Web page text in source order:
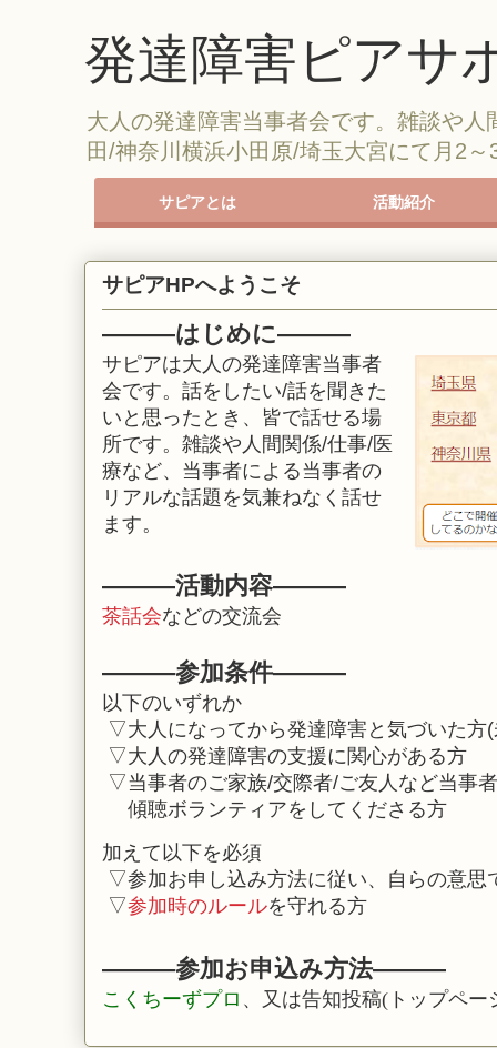
発達障害ピアサ
大人の発達障害当事者会です。雑談や
田/神奈川横浜小田原/埼玉大宮にて月2
サピアとは 活動紹介
サピアHPへようこそ
―――はじめに―――
サピアは大人の発達障害当事者
会です。話をしたい/話を聞きた
いと思ったとき、皆で話せる場
所です。 雑談や人間関係/仕事/医
療など、当事者による当事者の
リアルな話題を気兼ねなく話せ
ます。
―――活動内容―――
茶話会などの交流会
―――参加条件―――
以下のいずれか
▽大人になってから発達障害と気づいた方
▽大人の発達障害の支援に関心がある方
▽当事者のご家族/交際者/ご友人など当事
傾聴ボランティアをしてくださる方
加えて以下を必須
▽参加お申し込み方法に従い、自らの意思
▽参加時のルールを守れる方
―――参加お申込み方法―――
こくちーずプロ 、又は告知投稿(トップペ